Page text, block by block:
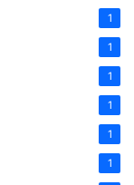
1
1
1
1
1
1